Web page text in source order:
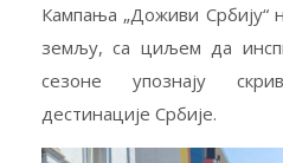
Кампања „Доживи Србију“
земљу, са циљем да
сезоне упознају
дестинације Србије.